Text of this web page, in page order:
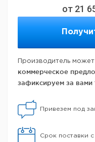
от 21
Производитель
коммерческое
зафиксируем за вами
Привезем под
Срок поставки